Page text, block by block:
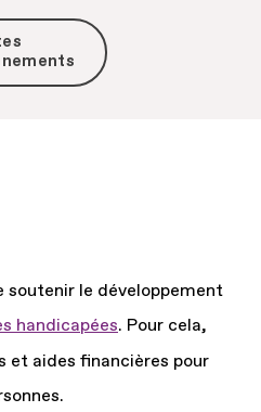
soutenir le développement
handicapées. Pour cela,
et aides financières pour